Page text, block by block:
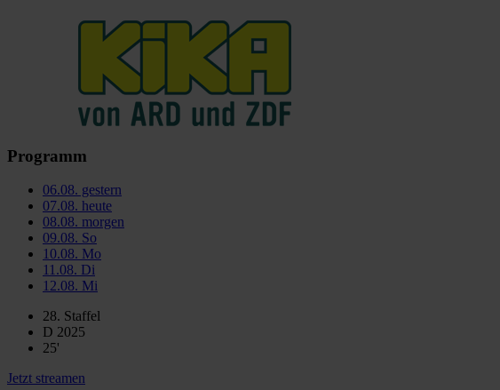
Programm
06.08. gestern
07.08. heute
08.08. morgen
09.08. So
10.08. Mo
11.08. Di
12.08. Mi
28. Staffel
D 2025
25'
Jetzt streamen